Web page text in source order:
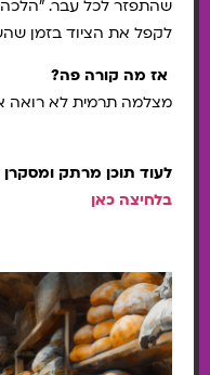
שהתפזר לכל עבר.
לקפל את הציוד בזמן
אז מה קורה פה?
מצלמה תרמית לא רואה
לעוד תוכן מרתק
בלחיצה כאן